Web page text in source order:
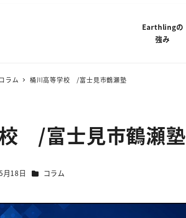
Earthlingの
強み
コラム 桶川高等学校 /富士見市鶴瀬塾
/富士見市鶴瀬塾
月18日 カテゴリー
コラム